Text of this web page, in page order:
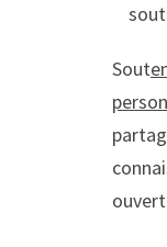
Sout